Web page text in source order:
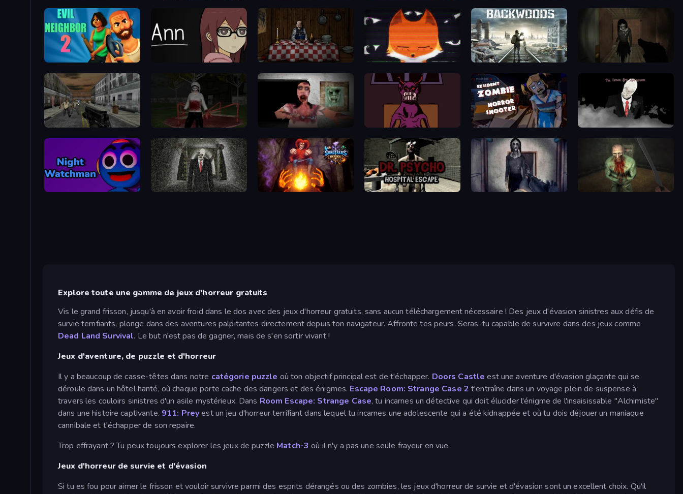
Evil Neighbor 2 Little Cabin in the Woods SYNTAXIA Backwoods
Silent Insanity Psychological Trauma Jeff the Killer: Horrendous Smile Silent House Owner is Dead 2 Resident Zombies: Horror Shooter The Dawn of Slenderman
Slenderman Must Die: Underground Bunker Sorcerers Refuge Dr. Psycho: Hospital Escape Slendrina Must Die: The Cellar Shoot Your Nightmare: The Beginning
Explore toute une gamme de jeux d'horreur gratuits
Vis le grand frisson, jusqu'à en avoir froid dans le dos avec des jeux d'horreur gratuits, sans aucun téléchargement nécessaire ! Des jeux d'évasion sinistres aux défis de
survie terrifiants, plonge dans des aventures palpitantes directement depuis ton navigateur. Affronte tes peurs. Seras-tu capable de survivre dans des jeux comme
Dead Land Survival. Le but n'est pas de gagner, mais de s'en sortir vivant !
Jeux d'aventure, de puzzle et d'horreur
Il y a beaucoup de casse-têtes dans notre catégorie puzzle où ton objectif principal est de t'échapper. Doors Castle est une aventure d'évasion glaçante qui se
déroule dans un hôtel hanté, où chaque porte cache des dangers et des énigmes. Escape Room: Strange Case 2 t'entraîne dans un voyage plein de suspense à
travers les couloirs sinistres d'un asile mystérieux. Dans Room Escape: Strange Case, tu incarnes un détective qui doit élucider l'énigme de l'insaisissable "Alchimiste"
dans une histoire captivante. 911: Preyest un jeu d'horreur terrifiant dans lequel tu incarnes une adolescente qui a été kidnappée et où tu dois déjouer un maniaque
cannibale et t'échapper de son repaire.
Trop effrayant ? Tu peux toujours explorer les jeux de puzzle Match-3où il n'y a pas une seule frayeur en vue.
Jeux d'horreur de survie et d'évasion
Si tu es fou pour aimer le frisson et vouloir survivre parmi des esprits dérangés ou des zombies, les jeux d'horreur de survie et d'évasion sont un excellent choix. Qu'il